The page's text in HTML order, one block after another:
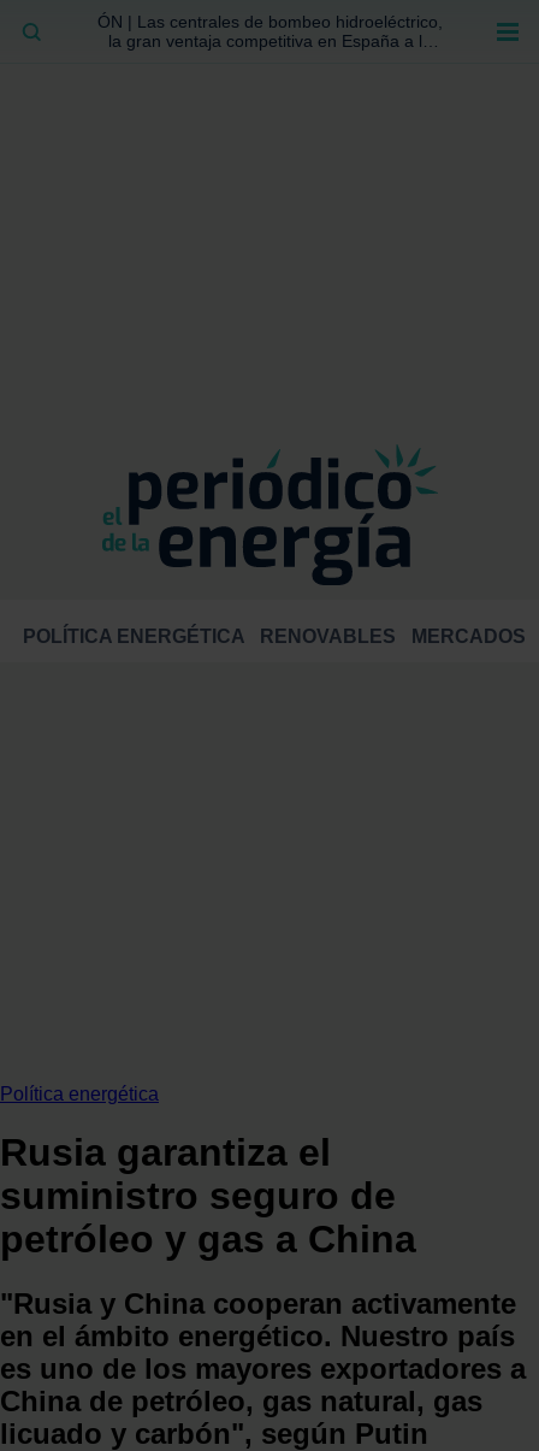
ÓN | Las centrales de bombeo hidroeléctrico,
la gran ventaja competitiva en España a la
POLÍTICA ENERGÉTICA RENOVABLES MERCADOS
BUSCAR
Política energética
Rusia garantiza el
suministro seguro de
petróleo y gas a China
"Rusia y China cooperan activamente
en el ámbito energético. Nuestro país
es uno de los mayores exportadores a
China de petróleo, gas natural, gas
licuado y carbón", según Putin